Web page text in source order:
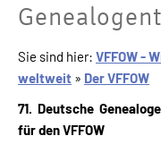
Sie sind hier: VFFOW -
weltweit » Der VFFOW
71. Deutsche
für denVFFOW